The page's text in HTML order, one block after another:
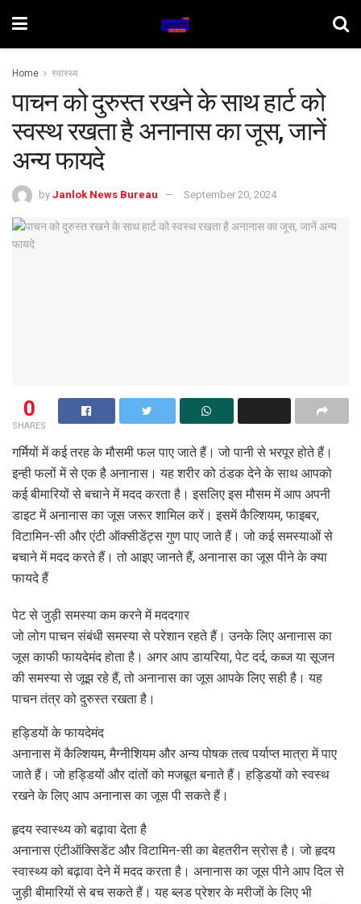
Home स्वास्थ्य
पाचन को दुरुस्त रखने के साथ हार्ट को
स्वस्थ रखता है अनानास का जूस, जानें
अन्य फायदे
by Janlok News Bureau September 20, 2024
0
SHARES
गर्मियों में कई तरह के मौसमी फल पाए जाते हैं। जो पानी से भरपूर होते हैं।
इन्ही फलों में से एक है अनानास। यह शरीर को ठंडक देने के साथ आपको
कई बीमारियों से बचाने में मदद करता है। इसलिए इस मौसम में आप अपनी
डाइट में अनानास का जूस जरूर शामिल करें। इसमें कैल्शियम, फाइबर,
विटामिन-सी और एंटी ऑक्सीडेंट्स गुण पाए जाते हैं। जो कई समस्याओं से
बचाने में मदद करते हैं। तो आइए जानते हैं, अनानास का जूस पीने के क्या
फायदे हैं
पेट से जुड़ी समस्या कम करने में मददगार
जो लोग पाचन संबंधी समस्या से परेशान रहते हैं। उनके लिए अनानास का
जूस काफी फायदेमंद होता है। अगर आप डायरिया, पेट दर्द, कब्ज या सूजन
की समस्या से जूझ रहे हैं, तो अनानास का जूस आपके लिए सही है। यह
पाचन तंत्र को दुरुस्त रखता है।
हड्डियों के फायदेमंद
अनानास में कैल्शियम, मैग्नीशियम और अन्य पोषक तत्व पर्याप्त मात्रा में पाए
जाते हैं। जो हड्डियों और दांतों को मजबूत बनाते हैं। हड्डियों को स्वस्थ
रखने के लिए आप अनानास का जूस पी सकते हैं।
हृदय स्वास्थ्य को बढ़ावा देता है
अनानास एंटीऑक्सिडेंट और विटामिन-सी का बेहतरीन स्रोस है। जो हृदय
स्वास्थ्य को बढ़ावा देने में मदद करता है। अनानास का जूस पीने आप दिल से
जुड़ी बीमारियों से बच सकते हैं। यह ब्लड प्रेशर के मरीजों के लिए भी